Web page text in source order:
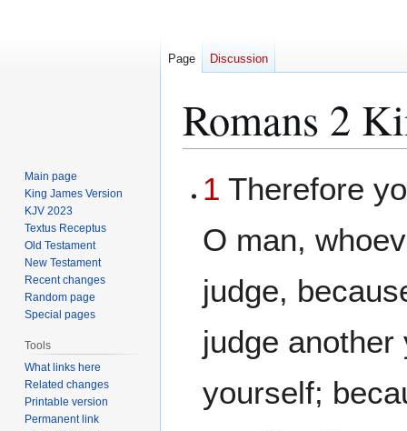
Romans 2
toto
1 Therefore
O man,
judge,
judge another
yourself;
Page Discussion
Main page
King James Version
KJV 2023
Textus Receptus
Old Testament
New Testament
Recent changes
Random page
Special pages
Tools
What links here
Related changes
Printable version
Permanent link